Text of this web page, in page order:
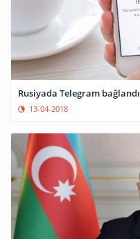
Rusiyada Telegram bağlandı
13-04-2018